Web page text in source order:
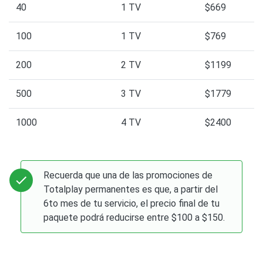
40 1 TV $669
100 1 TV $769
200 2 TV $1199
500 3 TV $1779
1000 4 TV $2400
Recuerda que una de las promociones de
Totalplay permanentes es que, a partir del
6to mes de tu servicio, el precio final de tu
paquete podrá reducirse entre $100 a $150.